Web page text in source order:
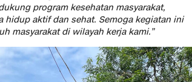
program kesehatan masyarakat,
hidup aktif dan sehat. Semoga kegiatan ini
masyarakat di wilayah kerja kami.”